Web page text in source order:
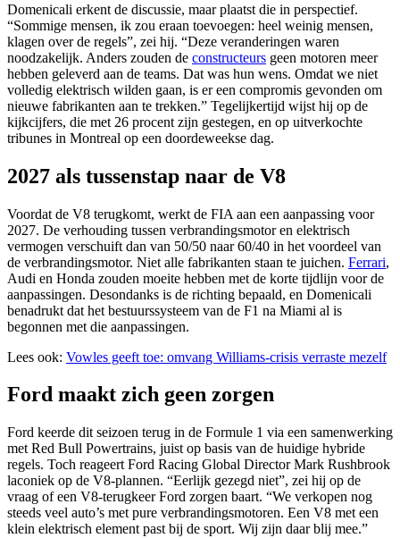
Domenicali erkent de discussie, maar plaatst die in perspectief.
“Sommige mensen, ik zou eraan toevoegen: heel weinig mensen,
klagen over de regels”, zei hij. “Deze veranderingen waren
noodzakelijk. Anders zouden de constructeurs geen motoren meer
hebben geleverd aan de teams. Dat was hun wens. Omdat we niet
volledig elektrisch wilden gaan, is er een compromis gevonden om
nieuwe fabrikanten aan te trekken.” Tegelijkertijd wijst hij op de
kijkcijfers, die met 26 procent zijn gestegen, en op uitverkochte
tribunes in Montreal op een doordeweekse dag.
2027 als tussenstap naar de V8
Voordat de V8 terugkomt, werkt de FIA aan een aanpassing voor
2027. De verhouding tussen verbrandingsmotor en elektrisch
vermogen verschuift dan van 50/50 naar 60/40 in het voordeel van
de verbrandingsmotor. Niet alle fabrikanten staan te juichen. Ferrari,
Audi en Honda zouden moeite hebben met de korte tijdlijn voor de
aanpassingen. Desondanks is de richting bepaald, en Domenicali
benadrukt dat het bestuurssysteem van de F1 na Miami al is
begonnen met die aanpassingen.
Lees ook: Vowles geeft toe: omvang Williams-crisis verraste mezelf
Ford maakt zich geen zorgen
Ford keerde dit seizoen terug in de Formule 1 via een samenwerking
met Red Bull Powertrains, juist op basis van de huidige hybride
regels. Toch reageert Ford Racing Global Director Mark Rushbrook
laconiek op de V8-plannen. “Eerlijk gezegd niet”, zei hij op de
vraag of een V8-terugkeer Ford zorgen baart. “We verkopen nog
steeds veel auto’s met pure verbrandingsmotoren. Een V8 met een
klein elektrisch element past bij de sport. Wij zijn daar blij mee.”